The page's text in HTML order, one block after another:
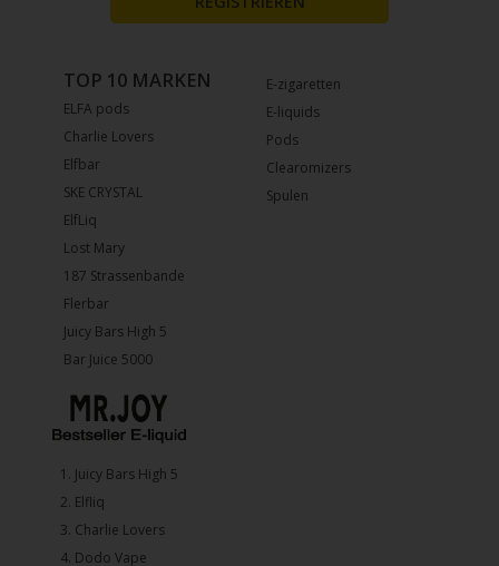
E-zigaretten
E-liquids
Pods
Clearomizers
Spulen
TOP 10 MARKEN
ELFA pods
Charlie Lovers
Elfbar
SKE CRYSTAL
ElfLiq
Lost Mary
187 Strassenbande
Flerbar
Juicy Bars High 5
Bar Juice 5000
1.⁠ ⁠Juicy Bars High 5
2.⁠ ⁠⁠Elfliq
3.⁠ ⁠⁠Charlie Lovers
4.⁠ ⁠⁠Dodo Vape